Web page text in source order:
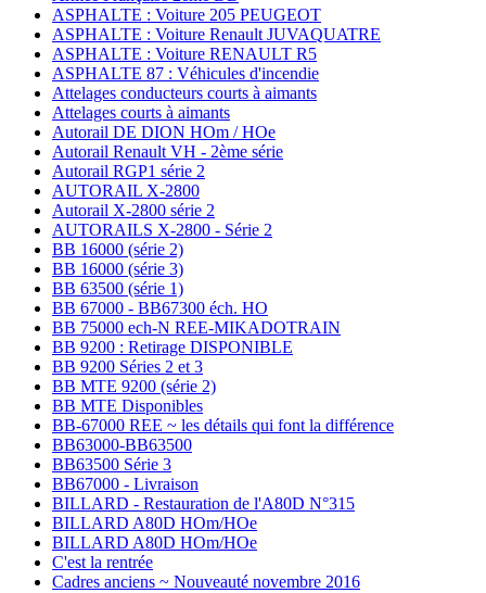
ASPHALTE : Voiture 205 PEUGEOT
ASPHALTE : Voiture Renault JUVAQUATRE
ASPHALTE : Voiture RENAULT R5
ASPHALTE 87 : Véhicules d'incendie
Attelages conducteurs courts à aimants
Attelages courts à aimants
Autorail DE DION HOm / HOe
Autorail Renault VH - 2ème série
Autorail RGP1 série 2
AUTORAIL X-2800
Autorail X-2800 série 2
AUTORAILS X-2800 - Série 2
BB 16000 (série 2)
BB 16000 (série 3)
BB 63500 (série 1)
BB 67000 - BB67300 éch. HO
BB 75000 ech-N REE-MIKADOTRAIN
BB 9200 : Retirage DISPONIBLE
BB 9200 Séries 2 et 3
BB MTE 9200 (série 2)
BB MTE Disponibles
BB-67000 REE ~ les détails qui font la différence
BB63000-BB63500
BB63500 Série 3
BB67000 - Livraison
BILLARD - Restauration de l'A80D N°315
BILLARD A80D HOm/HOe
BILLARD A80D HOm/HOe
C'est la rentrée
Cadres anciens ~ Nouveauté novembre 2016